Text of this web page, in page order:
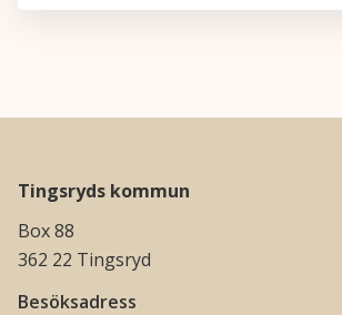
Tingsryds kommun
Box 88
362 22 Tingsryd
Besöksadress